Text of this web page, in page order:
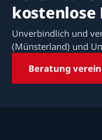
kostenlose
Unverbindlich und
(Münsterland) und
Beratung